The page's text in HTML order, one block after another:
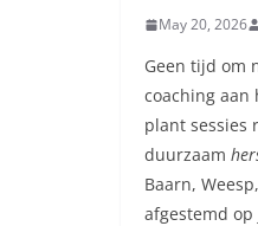
May 20, 2026
Geen tijd om
coaching
plant sessies
duurzaam
Baarn,
afgestemd